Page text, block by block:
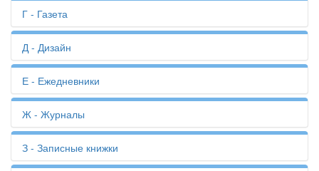
Билеты
Бирки
Благодарности
Бланки
Блокноты
Брендбук
Брошюры
Буклеты
Бумага для цветов
Верстка
Визитки
Вырубка
Высечка
Г - Газета
Газета
Годовой отчет
Д - Дизайн
Дизайн
Дизайн-макет
Дипломные работы
Диссертации
Е - Ежедневники
Ежедневники
Ж - Журналы
Журналы
З - Записные книжки